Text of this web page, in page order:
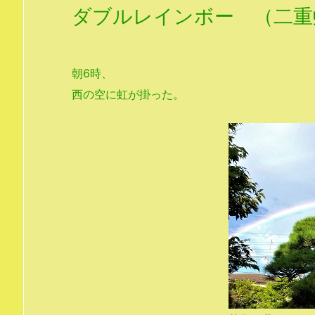
ダブルレインボー （二
朝6時、
西の空に虹が掛った。